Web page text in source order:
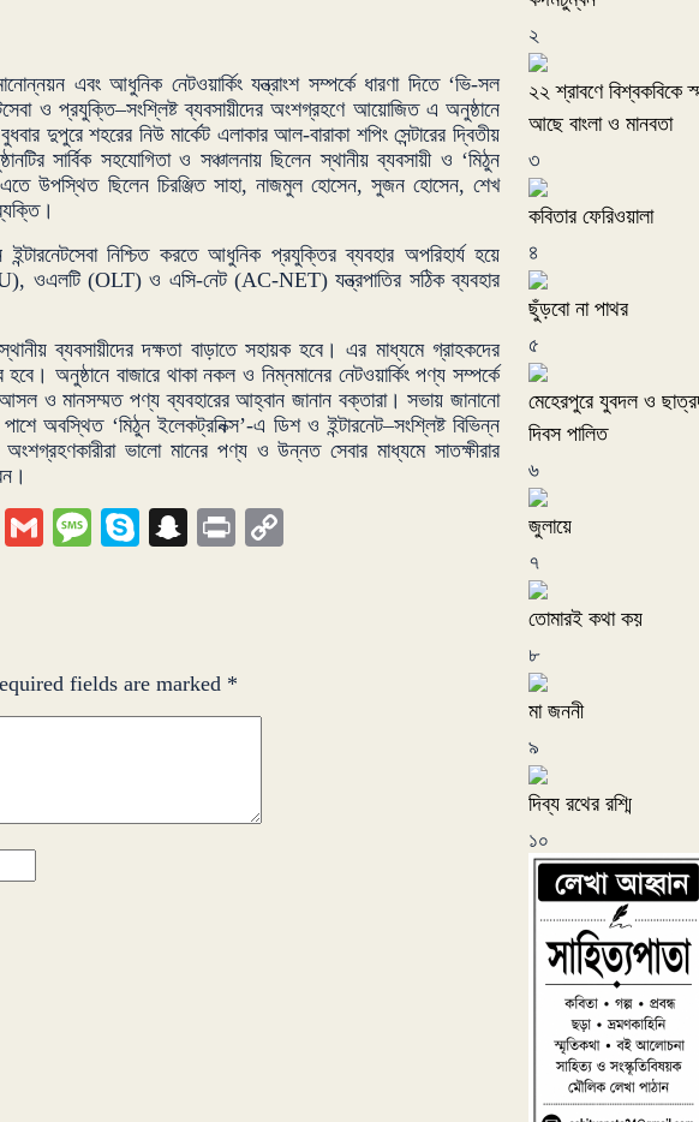
এবং আধুনিক নেটওয়ার্কিং যন্ত্রাংশ সম্পর্কে ধারণা দিতে ‘ভি-সল
ও প্রযুক্তি–সংশ্লিষ্ট ব্যবসায়ীদের অংশগ্রহণে আয়োজিত এ অনুষ্ঠানে
দুপুরে শহরের নিউ মার্কেট এলাকার আল-বারাকা শপিং সেন্টারের দ্বিতীয়
সার্বিক সহযোগিতা ও সঞ্চালনায় ছিলেন স্থানীয় ব্যবসায়ী ও ‘মিঠুন
উপস্থিত ছিলেন চিরঞ্জিত সাহা, নাজমুল হোসেন, সুজন হোসেন, শেখ
নিশ্চিত করতে আধুনিক প্রযুক্তির ব্যবহার অপরিহার্য হয়ে
ওএলটি (OLT) ও এসি-নেট (AC-NET) যন্ত্রপাতির সঠিক ব্যবহার
ব্যবসায়ীদের দক্ষতা বাড়াতে সহায়ক হবে। এর মাধ্যমে গ্রাহকদের
অনুষ্ঠানে বাজারে থাকা নকল ও নিম্নমানের নেটওয়ার্কিং পণ্য সম্পর্কে
ও মানসম্মত পণ্য ব্যবহারের আহ্বান জানান বক্তারা। সভায় জানানো
অবস্থিত ‘মিঠুন ইলেকট্রনিক্স’-এ ডিশ ও ইন্টারনেট–সংশ্লিষ্ট বিভিন্ন
অংশগ্রহণকারীরা ভালো মানের পণ্য ও উন্নত সেবার মাধ্যমে সাতক্ষীরার
ViberGmailMessage
SkypeSnapchat
Print
fields are marked *
২
২২ শ্রাবণে বিশ্বকবিকে
আছে বাংলা ও মানবতা
৩
কবিতার ফেরিওয়ালা
৪
ছুঁড়বো না পাথর
৫
মেহেরপুরে যুবদল ও
দিবস পালিত
৬
জুলায়ে
৭
তোমারই কথা কয়
৮
মা জননী
৯
দিব্য রথের রশ্মি
১০